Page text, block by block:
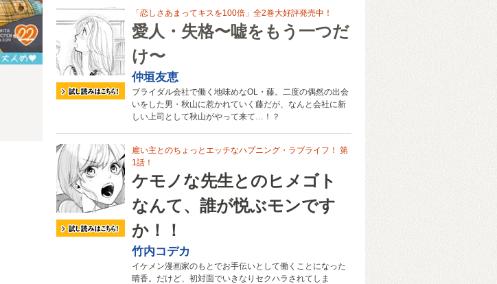
「恋しさあまってキスを100倍」全2巻大好評発売中！
愛人・失格〜嘘をもう一つだ
け〜
仲垣友恵
ブライダル会社で働く地味めなOL・藤。二度の偶然の出会
いをした男・秋山に惹かれていく藤だが、なんと会社に新
しい上司として秋山がやって来て…！？
雇い主とのちょっとエッチなハプニング・ラブライフ！ 第
1話！
ケモノな先生とのヒメゴト
なんて、誰が悦ぶモンです
か！！
竹内コデカ
イケメン漫画家のもとでお手伝いとして働くことになった
晴香。だけど、初対面でいきなりセクハラされてしま